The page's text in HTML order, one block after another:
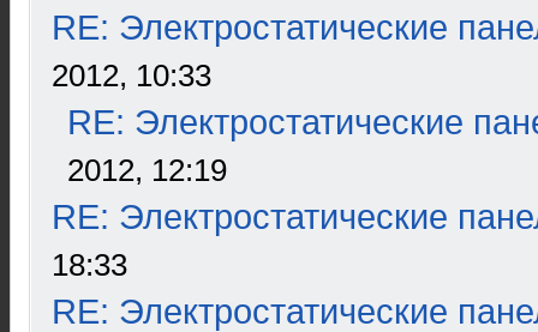
RE: Электростатические
2012, 10:33
RE: Электростатические
2012, 12:19
RE: Электростатические
18:33
RE: Электростатические